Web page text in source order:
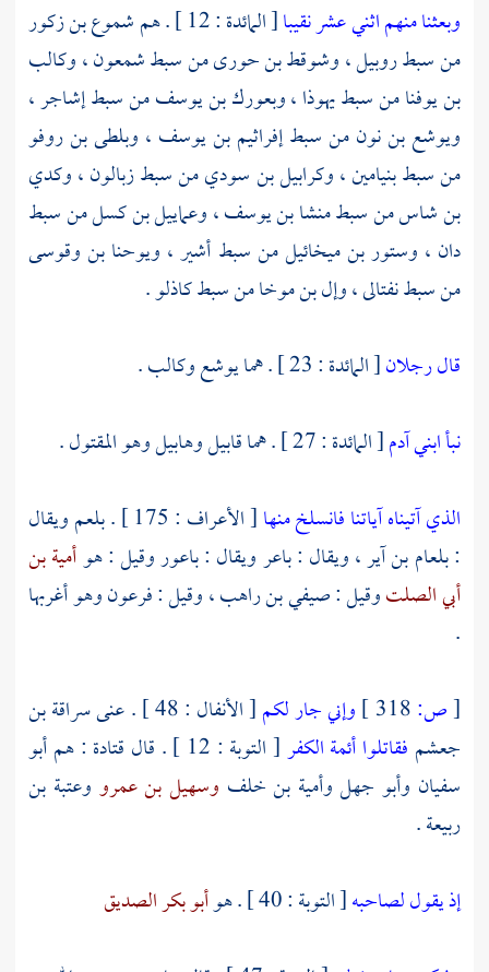
وبعثنا منهم اثني عشر نقيبا[ المائدة : 12 ] . هم
شموع بن زكور
من سبط روبيل،وشوقط بن حورى من سبط شمعون،وكالب
بن يوفنا من سبط يهوذا،وبعورك بن يوسف من سبط إشاجر،
ويوشع بن نون من سبط إفراثيم بن يوسف ، وبلطى بن روفو
من سبط بنيامين،وكرابيل بن سودي من سبط زبالون،وكدي
بن شاس من سبط منشا بن يوسف،وعماييل بن كسل من سبط
دان ، وستور بن ميخائيل من سبط أشير، ويوحنا بن وقوسى
من سبط نفتالى،وإل بن موخا من سبط كاذلو.
قال رجلان[ المائدة : 23 ] . هما يوشعوكالب.
نبأ ابني آدم[ المائدة : 27 ] . هما قابيلوهابيلوهو المقتول .
الذي آتيناه آياتنا فانسلخ منها[ الأعراف : 175 ] . بلعمويقال
:بلعام بن آير ،ويقال :باعرويقال :باعوروقيل : هوأمية بن
أبي الصلتوقيل :صيفي بن راهب، وقيل :فرعونوهو أغربها
.
[ص: وإني جار لكم[ الأنفال : 48 ] . عنى
سراقة بن
جعشم فقاتلوا أئمة الكفر[ التوبة : 12 ] . قال قتادة : همأبو
سفيان وأبو جهلوأمية بن خلف وسهيل بن عمرو وعتبة بن
ربيعة.
إذ يقول لصاحبه[ التوبة : 40 ] . هو
أبو بكر الصديق